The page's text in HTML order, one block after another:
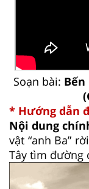
Soạn bài: Bến
* Hướng dẫn
Nội dung
vật “anh Ba”
Tây tìm đường